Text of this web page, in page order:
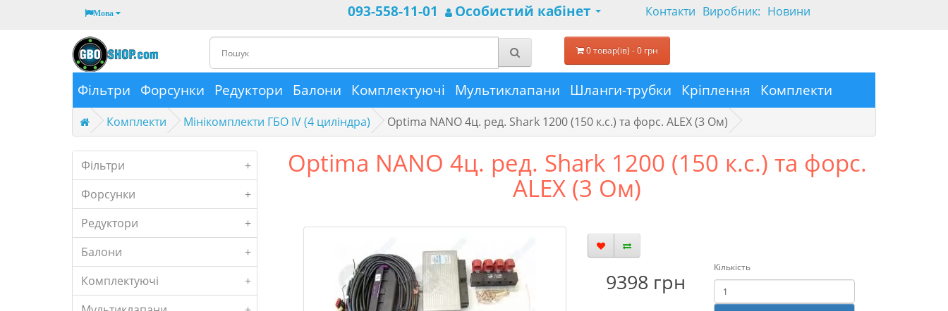
Контакти Виробник: Новини
Мова 093-558-11-01 Особистий кабінет
0 товар(ів) - 0 грн
Фільтри Форсунки Редуктори Балони Комплектуючі Мультиклапани Шланги-трубки Кріплення Комплекти
Комплекти Мінікомплекти ГБО IV (4 циліндра) Optima NANO 4ц. ред. Shark 1200 (150 к.с.) та форс. ALEX (3 Ом)
Фільтри
+
Форсунки
+
Редуктори
+
Балони
+
Комплектуючі
+
Optima NANO 4ц. ред. Shark 1200 (150 к.с.) та форс.
ALEX (3 Ом)
9398 грн
Кількість